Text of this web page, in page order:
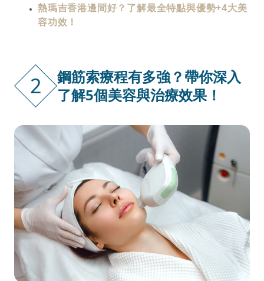
熱瑪吉香港邊間好？了解最全特點與優勢+4大美
容功效！
2
鋼筋索療程有多強？帶你深入
了解5個美容與治療效果！